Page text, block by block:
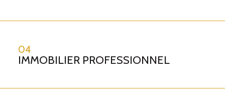
04
IMMOBILIER PROFESSIONNEL